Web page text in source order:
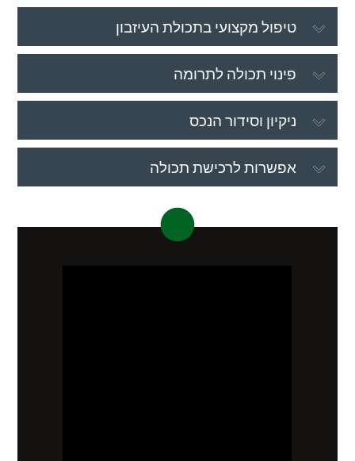
טיפול מקצועי בתכולת העיזבון
פינוי תכולה לתרומה
ניקיון וסידור הנכס
אפשרות לרכישת תכולה